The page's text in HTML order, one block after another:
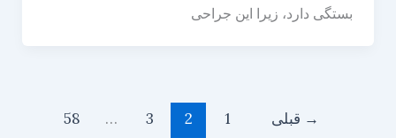
بستگی دارد، زیرا این جراحی
→ قبلی 1
2
3
…
58